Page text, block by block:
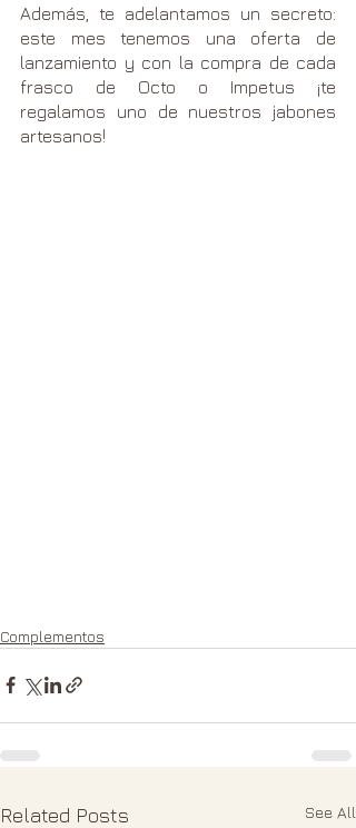
Además, te adelantamos un secreto:
este mes tenemos una oferta de
lanzamiento y con la compra de cada
frasco de Octo o Impetus ¡te
regalamos uno de nuestros jabones
artesanos!
Complementos
Related Posts See All